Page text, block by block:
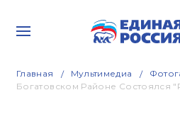
Главная Мультимедиа
Богатовском Районе Состоялся